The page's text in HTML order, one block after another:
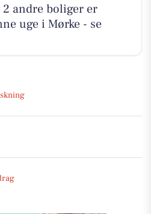
andre boliger er
uge i Mørke - se